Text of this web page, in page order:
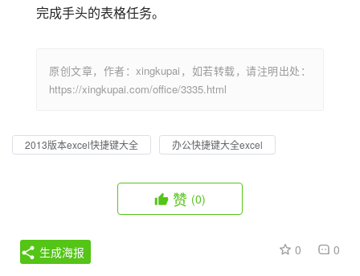
完成手头的表格任务。
原创文章，作者：xingkupai，如若转载，请注明出处：
https://xingkupai.com/office/3335.html
2013版本excel快捷键大全 办公快捷键大全excel
赞 (0)
0 0
生成海报